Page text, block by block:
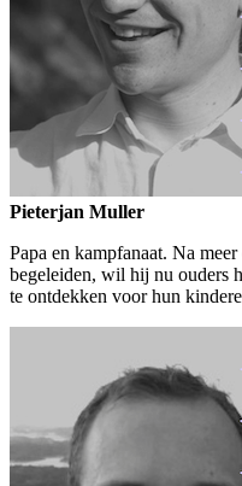
Pieterjan Muller
Papa en kampfanaat. Na
begeleiden, wil hij nu ouders
te ontdekken voor hun